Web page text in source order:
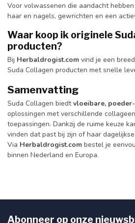
Voor volwassenen die aandacht
haar en nagels, gewrichten en een
Waar koop ik originele
producten?
Bij Herbaldrogist.com vind je een
Suda Collagen producten met snelle
Samenvatting
Suda Collagen biedtvloeibare,
oplossingen met verschillende
toepassingen. Dankzij de ruime keuze
vinden dat past bij zijn of haar
Via Herbaldrogist.com bestel je
binnen Nederland en Europa.
Abonneer op onze